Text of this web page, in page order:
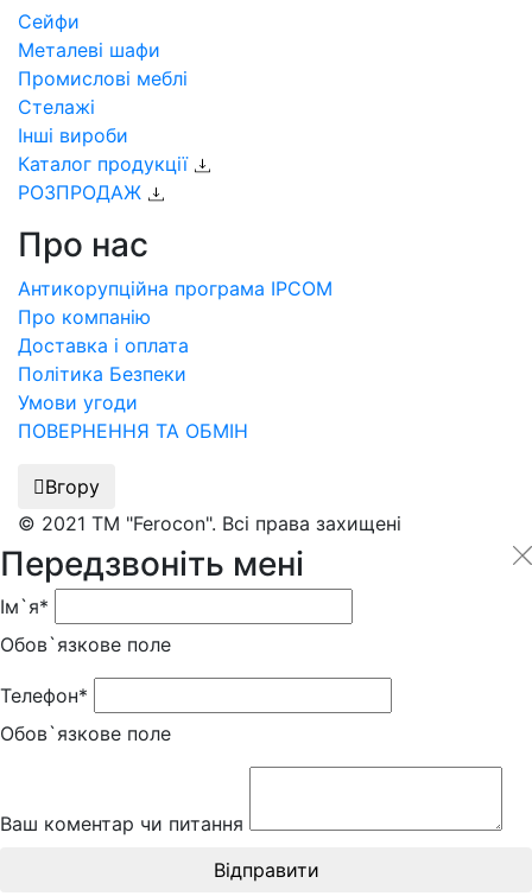
Сейфи
Металеві шафи
Промислові меблі
Стелажі
Інші вироби
Каталог продукції
РОЗПРОДАЖ
Про нас
Антикорупційна програма IPCOM
Про компанію
Доставка і оплата
Політика Безпеки
Умови угоди
ПОВЕРНЕННЯ ТА ОБМІН
Вгору
© 2021 ТМ "Ferocon". Всі права захищені
Передзвоніть мені
Ім`я*
Обов`язкове поле
Телефон*
Обов`язкове поле
Ваш коментар чи питання
Відправити